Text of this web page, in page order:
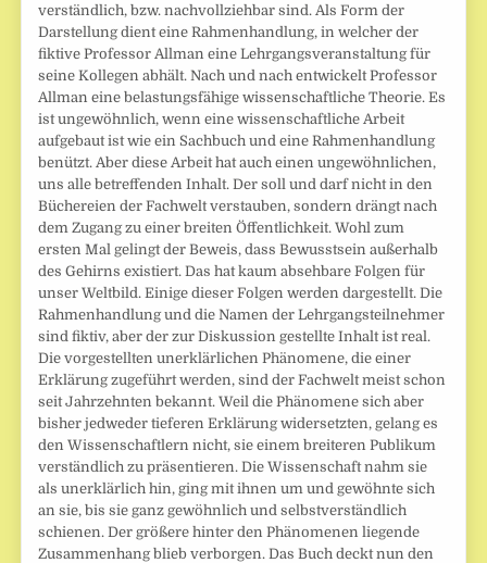
verständlich, bzw. nachvollziehbar sind. Als Form der
Darstellung dient eine Rahmenhandlung, in welcher der
fiktive Professor Allman eine Lehrgangsveranstaltung für
seine Kollegen abhält. Nach und nach entwickelt Professor
Allman eine belastungsfähige wissenschaftliche Theorie. Es
ist ungewöhnlich, wenn eine wissenschaftliche Arbeit
aufgebaut ist wie ein Sachbuch und eine Rahmenhandlung
benützt. Aber diese Arbeit hat auch einen ungewöhnlichen,
uns alle betreffenden Inhalt. Der soll und darf nicht in den
Büchereien der Fachwelt verstauben, sondern drängt nach
dem Zugang zu einer breiten Öffentlichkeit. Wohl zum
ersten Mal gelingt der Beweis, dass Bewusstsein außerhalb
des Gehirns existiert. Das hat kaum absehbare Folgen für
unser Weltbild. Einige dieser Folgen werden dargestellt. Die
Rahmenhandlung und die Namen der Lehrgangsteilnehmer
sind fiktiv, aber der zur Diskussion gestellte Inhalt ist real.
Die vorgestellten unerklärlichen Phänomene, die einer
Erklärung zugeführt werden, sind der Fachwelt meist schon
seit Jahrzehnten bekannt. Weil die Phänomene sich aber
bisher jedweder tieferen Erklärung widersetzten, gelang es
den Wissenschaftlern nicht, sie einem breiteren Publikum
verständlich zu präsentieren. Die Wissenschaft nahm sie
als unerklärlich hin, ging mit ihnen um und gewöhnte sich
an sie, bis sie ganz gewöhnlich und selbstverständlich
schienen. Der größere hinter den Phänomenen liegende
Zusammenhang blieb verborgen. Das Buch deckt nun den